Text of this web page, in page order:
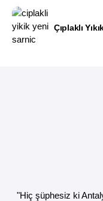
Çıplaklı
"Hiç şüphesiz ki